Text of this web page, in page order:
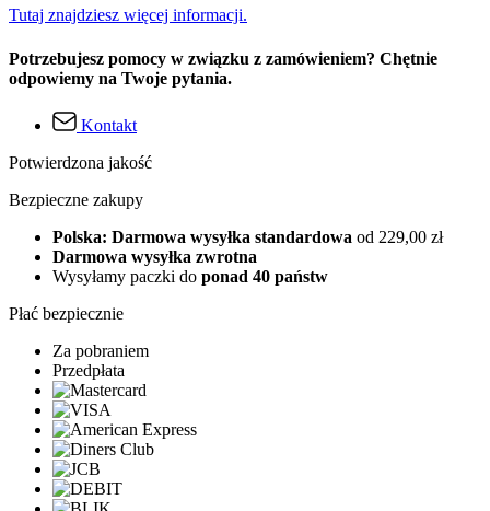
Tutaj znajdziesz więcej informacji.
Potrzebujesz pomocy w związku z zamówieniem? Chętnie
odpowiemy na Twoje pytania.
Kontakt
Potwierdzona jakość
Bezpieczne zakupy
Polska: Darmowa wysyłka standardowa od 229,00 zł
Darmowa wysyłka zwrotna
Wysyłamy paczki do ponad 40 państw
Płać bezpiecznie
Za pobraniem
Przedpłata